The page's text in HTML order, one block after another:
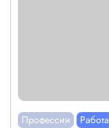
Профессии Работа